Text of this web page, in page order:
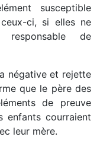
susceptible
ci, si elles ne
de
négative et rejette
que le père des
de preuve
enfants courraient
leur mère.